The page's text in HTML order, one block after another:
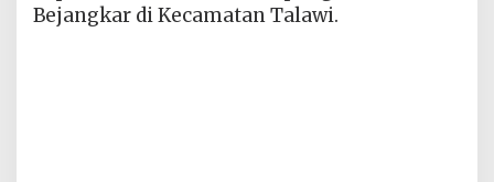
Bejangkar di Kecamatan Talawi.